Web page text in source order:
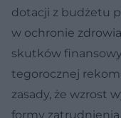
dotacji z budżetu
w ochronie
skutków
tegorocznej
zasady, że wzrost
formy